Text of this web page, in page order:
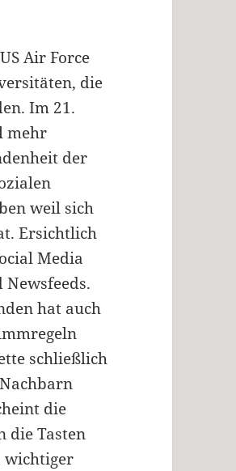
Air Force
die
Im 21.
mehr
der
weil sich
Ersichtlich
Media
hat auch
schließlich
die
die Tasten
wichtiger